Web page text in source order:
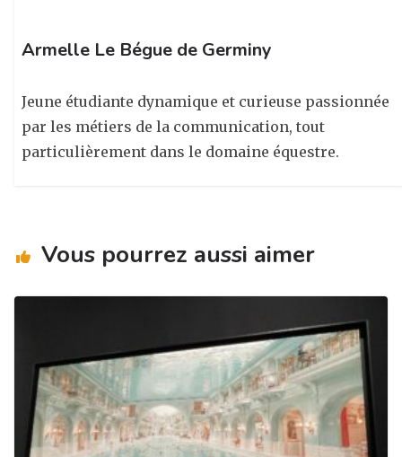
Armelle Le Bégue de Germiny
Jeune étudiante dynamique et curieuse passionnée
par les métiers de la communication, tout
particulièrement dans le domaine équestre.
Vous pourrez aussi aimer